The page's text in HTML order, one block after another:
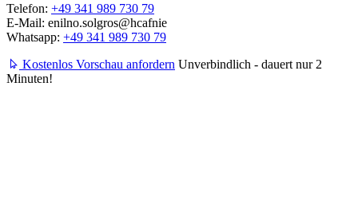
Telefon: +49 341 989 730 79
E-Mail: enilno.solgros@hcafnie
Whatsapp: +49 341 989 730 79
Kostenlos Vorschau anfordern Unverbindlich - dauert nur 2
Minuten!